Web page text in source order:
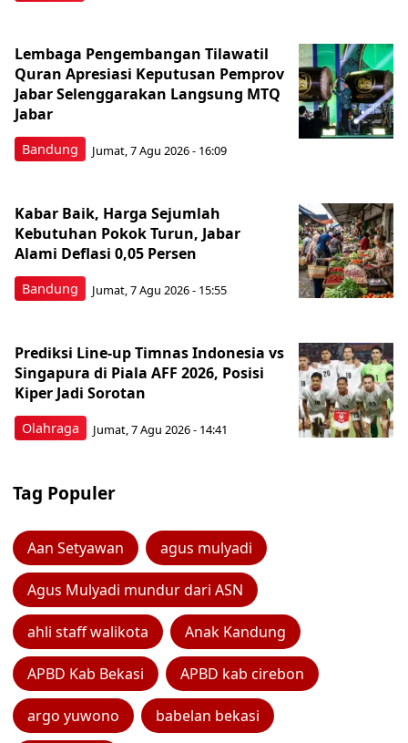
Bandung
Lembaga Pengembangan Tilawatil
Quran Apresiasi Keputusan Pemprov
Jabar Selenggarakan Langsung MTQ
Jabar
Jumat, 7 Agu 2026 - 16:09
Bandung
Kabar Baik, Harga Sejumlah
Kebutuhan Pokok Turun, Jabar
Alami Deflasi 0,05 Persen
Jumat, 7 Agu 2026 - 15:55
Olahraga
Prediksi Line-up Timnas Indonesia vs
Singapura di Piala AFF 2026, Posisi
Kiper Jadi Sorotan
Jumat, 7 Agu 2026 - 14:41
Tag Populer
Aan Setyawan agus mulyadi
Agus Mulyadi mundur dari ASN
ahli staff walikota Anak Kandung
APBD Kab Bekasi APBD kab cirebon
argo yuwono babelan bekasi